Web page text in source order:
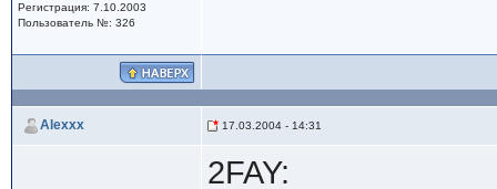
Регистрация: 7.10.2003
Пользователь №: 326
Alexxx 17.03.2004 - 14:31
2FAY: